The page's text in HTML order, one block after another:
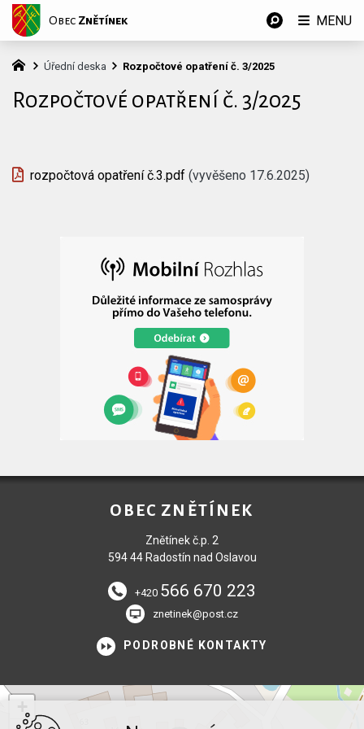
Úřední deska Rozpočtové opatření č. 3/2025
Rozpočtové opatření č. 3/2025
rozpočtová opatření č.3.pdf(vyvěšeno 17.6.2025)
OBEC ZNĚTÍNEK
Znětínek č.p. 2
594 44 Radostín nad Oslavou
+420 566 670 223
znetinek@post.cz
PODROBNÉ KONTAKTY
Obec Znětínek MENU